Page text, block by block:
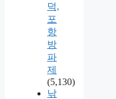
덕,
포
항
방
파
제
(5,130)
낚